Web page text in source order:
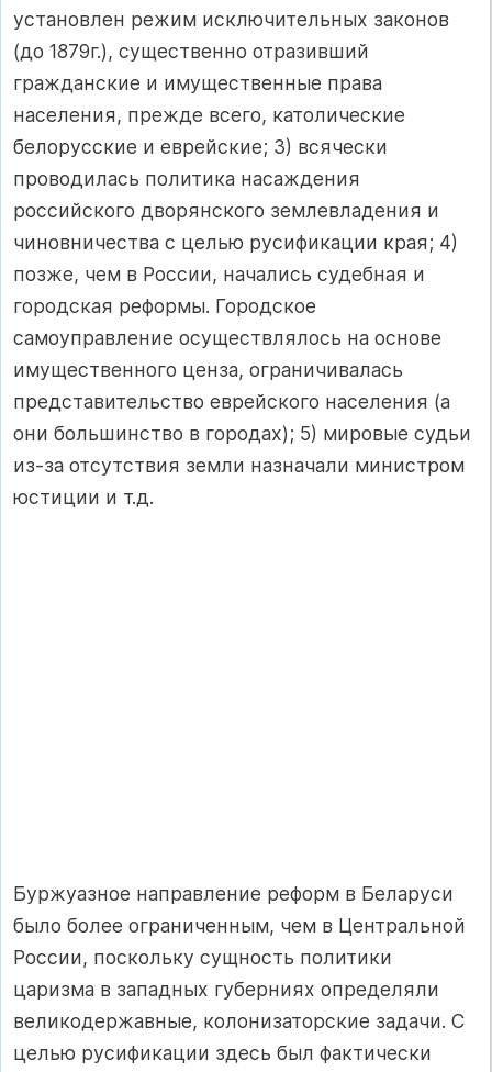
установлен режим исключительных законов
(до 1879г.), существенно отразивший
гражданские и имущественные права
населения, прежде всего, католические
белорусские и еврейские; 3) всячески
проводилась политика насаждения
российского дворянского землевладения и
чиновничества с целью русификации края; 4)
позже, чем в России, начались судебная и
городская реформы. Городское
самоуправление осуществлялось на основе
имущественного ценза, ограничивалась
представительство еврейского населения (а
они большинство в городах); 5) мировые судьи
из-за отсутствия земли назначали министром
юстиции и т.д.
Буржуазное направление реформ в Беларуси
было более ограниченным, чем в Центральной
России, поскольку сущность политики
царизма в западных губерниях определяли
великодержавные, колонизаторские задачи. С
целью русификации здесь был фактически